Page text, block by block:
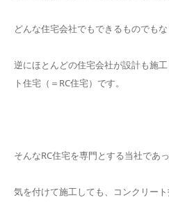
どんな住宅会社でもできるものでもな
逆にほとんどの住宅会社が設計も施
ト住宅（＝RC住宅）です。
そんなRC住宅を専門とする当社であ
気を付けて施工しても、コンクリー